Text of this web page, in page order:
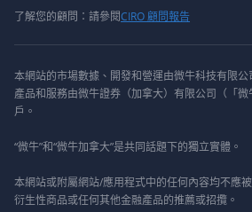
了解您的顧問：請參閱CIRO 顧問報告
本網站的市場數據、開發和營運由微牛科技有限
產品和服務由微牛證券（加拿大）有限公司（「
戶。
“微牛”和“微牛加拿大”是共同話題下的獨立實體。
本網站或附屬網站/應用程式中的任何內容均不應
衍生性商品或任何其他金融產品的推薦或招攬。